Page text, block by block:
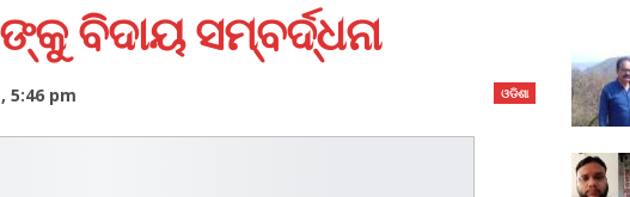
ବିଦାୟ ସମ୍ବର୍ଦ୍ଧନା
ଓଡିଶା
5:46 pm